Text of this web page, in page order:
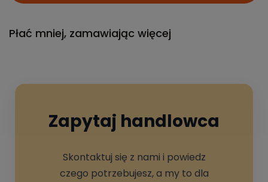
Płać mniej, zamawiając więcej
Zapytaj handlowca
Skontaktuj się z nami i powiedz
czego potrzebujesz, a my to dla